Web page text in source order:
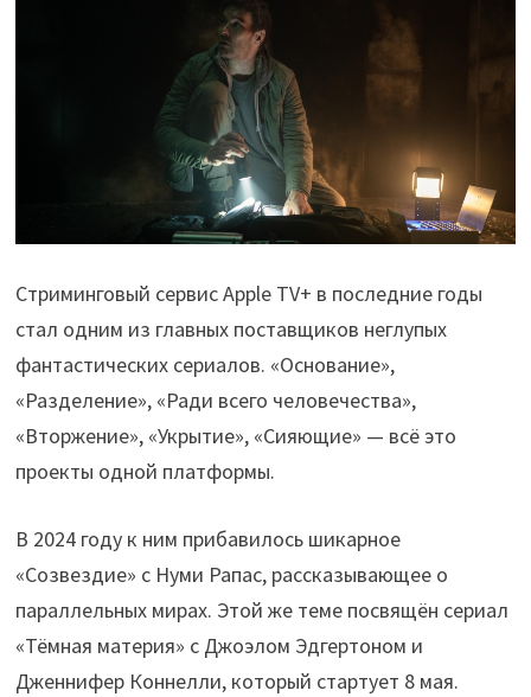
Стриминговый сервис Apple TV+ в последние годы
стал одним из главных поставщиков неглупых
фантастических сериалов. «Основание»,
«Разделение», «Ради всего человечества»,
«Вторжение», «Укрытие», «Сияющие» — всё это
проекты одной платформы.
В 2024 году к ним прибавилось шикарное
«Созвездие» с Нуми Рапас, рассказывающее о
параллельных мирах. Этой же теме посвящён сериал
«Тёмная материя» с Джоэлом Эдгертоном и
Дженнифер Коннелли, который стартует 8 мая.